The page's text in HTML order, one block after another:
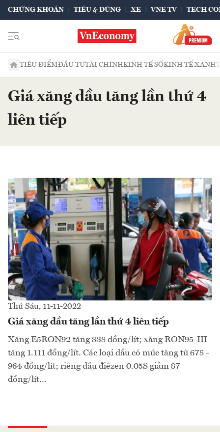
CHỨNG KHOÁN TIÊU & DÙNG XE VNE TV TECH
TIÊU ĐIỂMĐẦU TƯTÀI CHÍNHKINH TẾ SỐKINH TẾ XANH
Giá xăng dầu tăng lần thứ 4
liên tiếp
Thứ Sáu, 11-11-2022
Giá xăng dầu tăng lần thứ 4 liên tiếp
Xăng E5RON92 tăng 838 đồng/lít; xăng RON95-III
tăng 1.111 đồng/lít. Các loại dầu có mức tăng từ 678 -
964 đồng/lít; riêng dầu điêzen 0.05S giảm 87
đồng/lít…